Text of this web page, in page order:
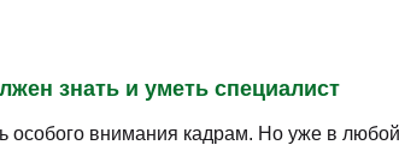
знать и уметь специалист
особого внимания кадрам. Но уже в